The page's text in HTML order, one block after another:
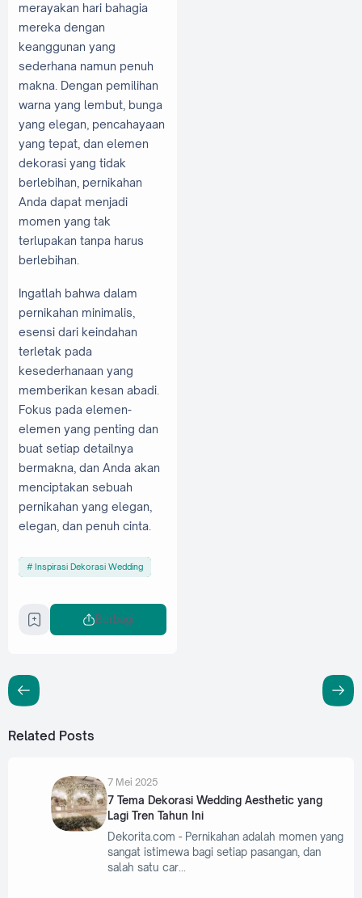
merayakan hari bahagia
mereka dengan
keanggunan yang
sederhana namun penuh
makna. Dengan pemilihan
warna yang lembut, bunga
yang elegan, pencahayaan
yang tepat, dan elemen
dekorasi yang tidak
berlebihan, pernikahan
Anda dapat menjadi
momen yang tak
terlupakan tanpa harus
berlebihan.
Ingatlah bahwa dalam
pernikahan minimalis,
esensi dari keindahan
terletak pada
kesederhanaan yang
memberikan kesan abadi.
Fokus pada elemen-
elemen yang penting dan
buat setiap detailnya
bermakna, dan Anda akan
menciptakan sebuah
pernikahan yang elegan,
elegan, dan penuh cinta.
Inspirasi Dekorasi Wedding
Berbagi
Related Posts
7 Mei 2025
7 Tema Dekorasi Wedding Aesthetic yang
Lagi Tren Tahun Ini
Dekorita.com - Pernikahan adalah momen yang
sangat istimewa bagi setiap pasangan, dan
salah satu car